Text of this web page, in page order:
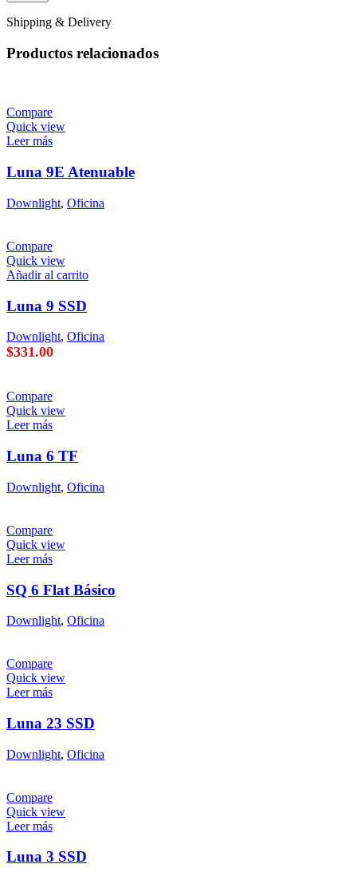
Shipping & Delivery
Productos relacionados
Compare
Quick view
Leer más
Luna 9E Atenuable
Downlight, Oficina
Compare
Quick view
Añadir al carrito
Luna 9 SSD
Downlight, Oficina
$331.00
Compare
Quick view
Leer más
Luna 6 TF
Downlight, Oficina
Compare
Quick view
Leer más
SQ 6 Flat Básico
Downlight, Oficina
Compare
Quick view
Leer más
Luna 23 SSD
Downlight, Oficina
Compare
Quick view
Leer más
Luna 3 SSD